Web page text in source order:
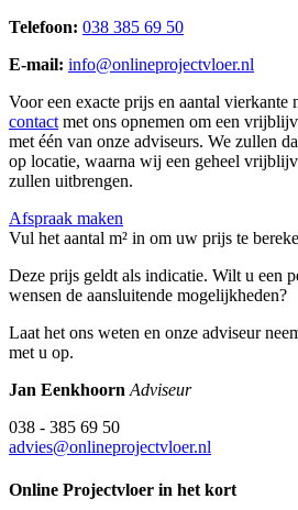
Telefoon: 038 385 69 50
E-mail: info@onlineprojectvloer.nl
Voor een exacte prijs en aantal vierkante
contact met ons opnemen om een
met één van onze adviseurs. We zullen
op locatie, waarna wij een geheel
zullen uitbrengen.
Afspraak maken
Vul het aantal m² in om uw prijs te
Deze prijs geldt als indicatie. Wilt u een
wensen de aansluitende mogelijkheden?
Laat het ons weten en onze adviseur
met u op.
Jan Eenkhoorn Adviseur
038 - 385 69 50
advies@onlineprojectvloer.nl
Online Projectvloer in het kort